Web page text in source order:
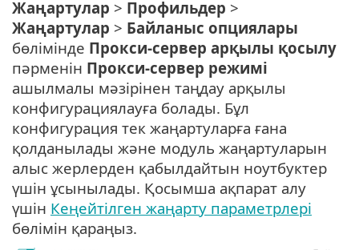
Жаңартулар > Профильдер >
Жаңартулар > Байланыс опциялары
бөлімінде Прокси-сервер арқылы қосылу
пәрменін Прокси-сервер режимі
ашылмалы мәзірінен таңдау арқылы
конфигурациялауға болады. Бұл
конфигурация тек жаңартуларға ғана
қолданылады және модуль жаңартуларын
алыс жерлерден қабылдайтын ноутбуктер
үшін ұсынылады. Қосымша ақпарат алу
үшін Кеңейтілген жаңарту параметрлері
бөлімін қараңыз.